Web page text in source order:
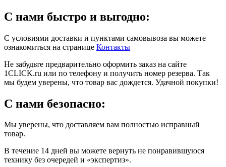
С нами быстро и выгодно:
С условиями доставки и пунктами самовывоза вы можете
ознакомиться на странице Контакты
Не забудьте предварительно оформить заказ на сайте
1CLICK.ru или по телефону и получить номер резерва. Так
мы будем уверены, что товар вас дождется. Удачной покупки!
С нами безопасно:
Мы уверены, что доставляем вам полностью исправный
товар.
В течение 14 дней вы можете вернуть не понравившуюся
технику без очередей и «экспертиз».